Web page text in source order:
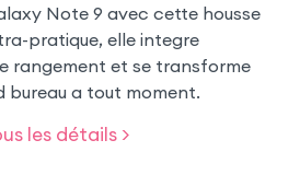
Note 9 avec cette housse
pratique, elle integre
rangement et se transforme
bureau a tout moment.
les détails >